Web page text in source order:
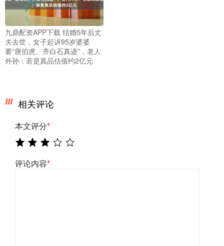
九鼎配资APP下载 结婚5年后丈
夫去世，女子起诉95岁婆婆
要“唐伯虎、齐白石真迹”，老人
外孙：若是真品估值约2亿元
相关评论
本文评分*
评论内容*